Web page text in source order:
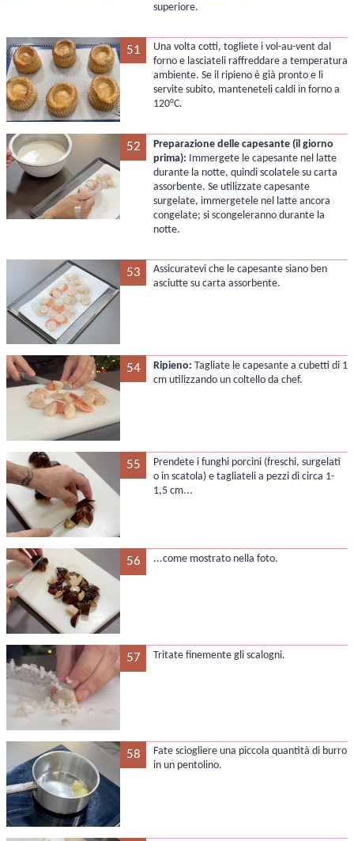
superiore.
51
Una volta cotti, togliete i vol-au-vent dal
forno e lasciateli raffreddare a temperatura
ambiente. Se il ripieno è già pronto e li
servite subito, manteneteli caldi in forno a
120°C.
52
Preparazione delle capesante (il giorno
prima): Immergete le capesante nel latte
durante la notte, quindi scolatele su carta
assorbente. Se utilizzate capesante
surgelate, immergetele nel latte ancora
congelate; si scongeleranno durante la
notte.
53
Assicuratevi che le capesante siano ben
asciutte su carta assorbente.
54 Ripieno: Tagliate le capesante a cubetti di 1
cm utilizzando un coltello da chef.
55
Prendete i funghi porcini (freschi, surgelati
o in scatola) e tagliateli a pezzi di circa 1-
1,5 cm...
56 ...come mostrato nella foto.
57 Tritate finemente gli scalogni.
58
Fate sciogliere una piccola quantità di burro
in un pentolino.